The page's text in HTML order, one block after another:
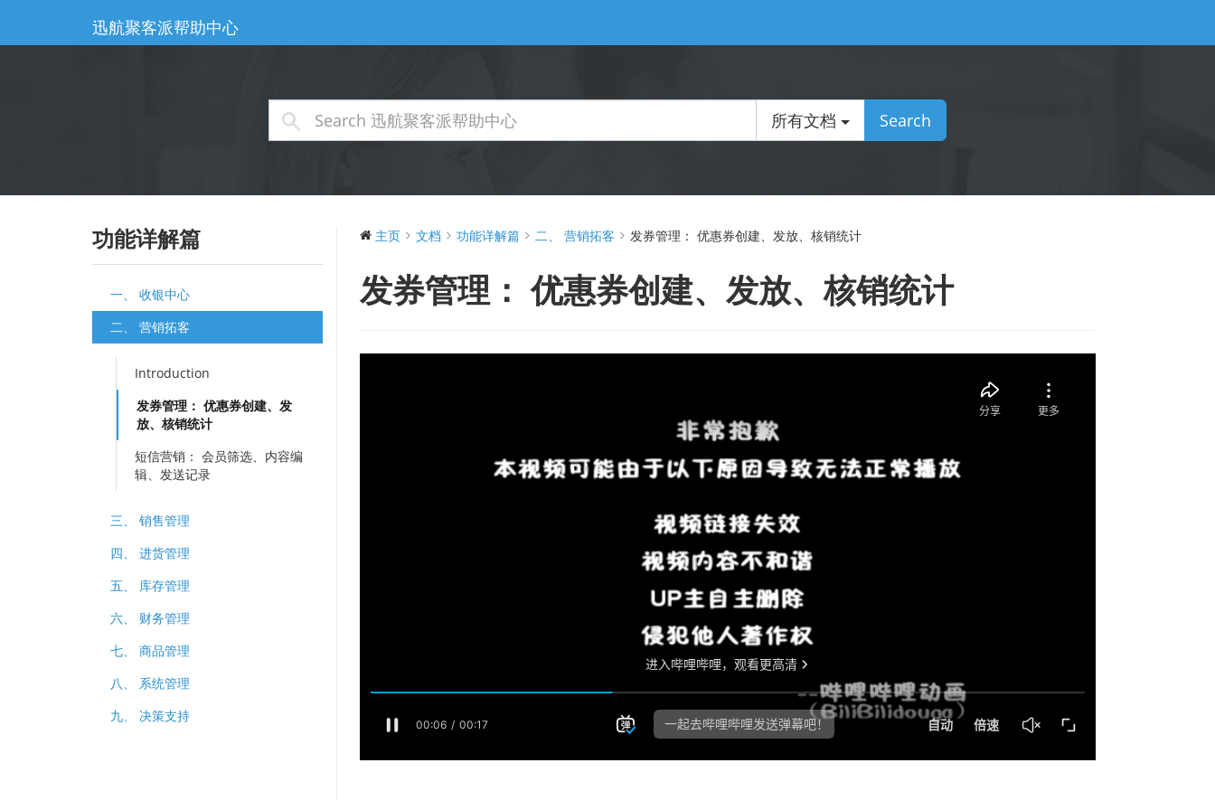
迅航聚客派帮助中心
所有文档 Search
功能详解篇
一、 收银中心
二、 营销拓客
Introduction
发券管理：​​ 优惠券创建、发
放、核销统计
短信营销：​​ 会员筛选、内容编
辑、发送记录
三、 销售管理
四、 进货管理
五、 库存管理
六、 财务管理
七、 商品管理
八、 系统管理
九、 决策支持
主页 文档 功能详解篇 二、 营销拓客 发券管理：​​ 优惠券创建、发放、核销统计
发券管理：​​ 优惠券创建、发放、核销统计